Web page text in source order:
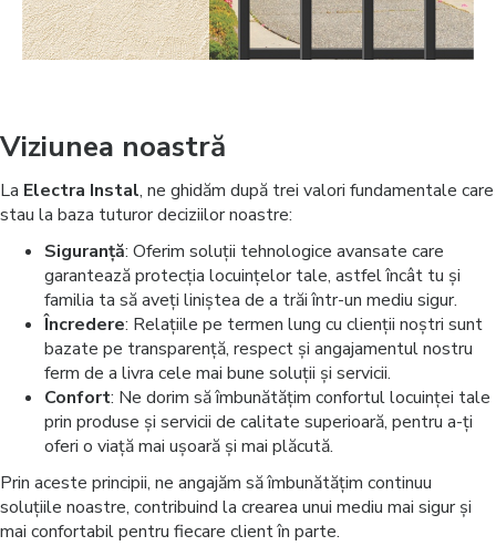
Viziunea noastră
La Electra Instal, ne ghidăm după trei valori fundamentale care
stau la baza tuturor deciziilor noastre:
Siguranță: Oferim soluții tehnologice avansate care
garantează protecția locuințelor tale, astfel încât tu și
familia ta să aveți liniștea de a trăi într-un mediu sigur.
Încredere: Relațiile pe termen lung cu clienții noștri sunt
bazate pe transparență, respect și angajamentul nostru
ferm de a livra cele mai bune soluții și servicii.
Confort: Ne dorim să îmbunătățim confortul locuinței tale
prin produse și servicii de calitate superioară, pentru a-ți
oferi o viață mai ușoară și mai plăcută.
Prin aceste principii, ne angajăm să îmbunătățim continuu
soluțiile noastre, contribuind la crearea unui mediu mai sigur și
mai confortabil pentru fiecare client în parte.